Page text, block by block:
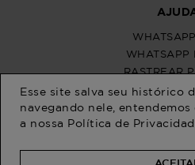
Esse site salva seu histórico
navegando nele,
a nossa Política de